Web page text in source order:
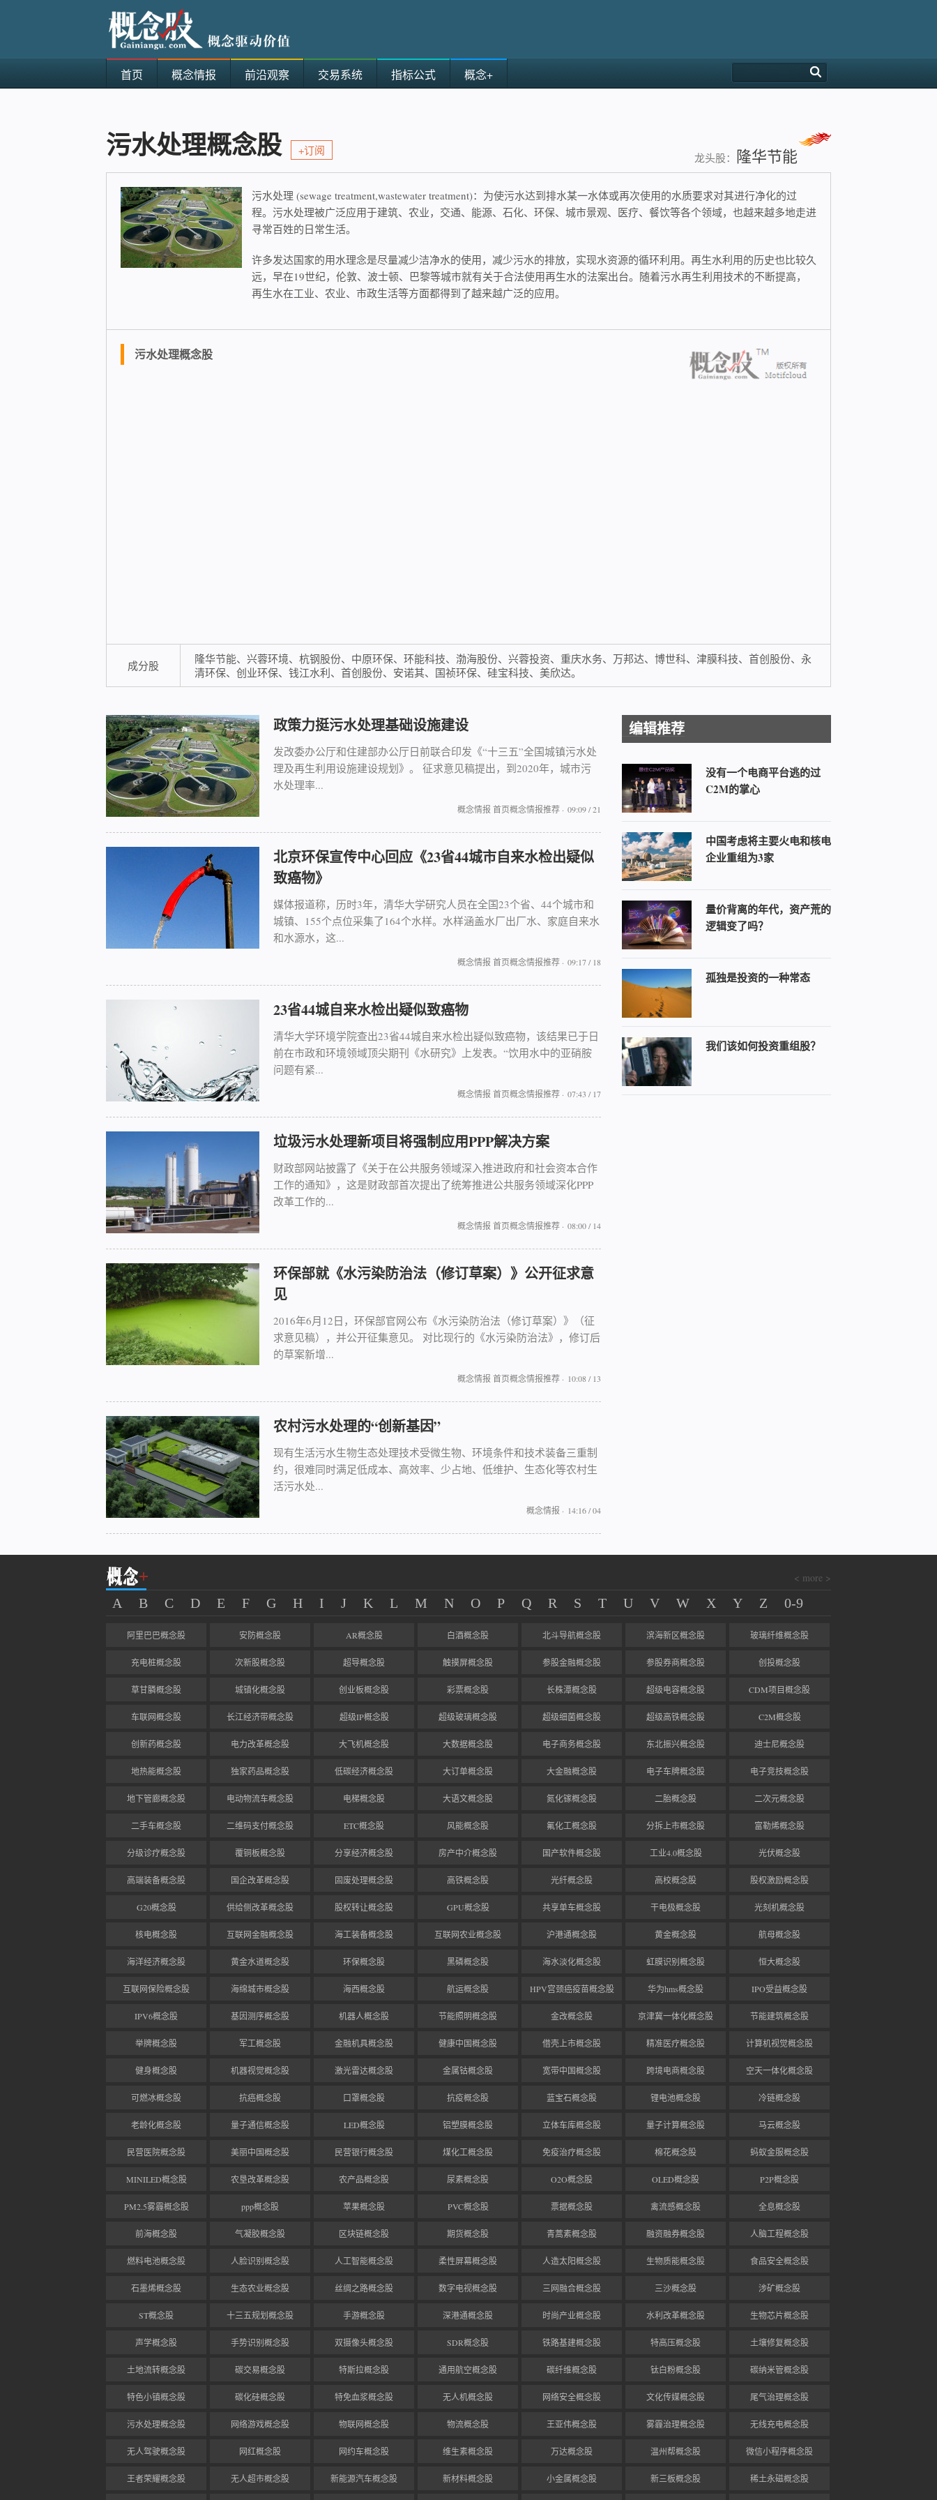
首页 概念情报 前沿观察 交易系统 指标公式 概念+
污水处理概念股 +订阅
龙头股： 隆华节能
污水处理 (sewage treatment,wastewater treatment)：为使污水达到排水某一水体或再次使用的水质要求对其进行净化的过
程。污水处理被广泛应用于建筑、农业，交通、能源、石化、环保、城市景观、医疗、餐饮等各个领域，也越来越多地走进
寻常百姓的日常生活。
许多发达国家的用水理念是尽量减少洁净水的使用，减少污水的排放，实现水资源的循环利用。再生水利用的历史也比较久
远，早在19世纪，伦敦、波士顿、巴黎等城市就有关于合法使用再生水的法案出台。随着污水再生利用技术的不断提高，
再生水在工业、农业、市政生活等方面都得到了越来越广泛的应用。
污水处理概念股
成分股
隆华节能、兴蓉环境、杭钢股份、中原环保、环能科技、渤海股份、兴蓉投资、重庆水务、万邦达、博世科、津膜科技、首创股份、永
清环保、创业环保、钱江水利、首创股份、安诺其、国祯环保、硅宝科技、美欣达。
政策力挺污水处理基础设施建设
发改委办公厅和住建部办公厅日前联合印发《“十三五”全国城镇污水处
理及再生利用设施建设规划》。 征求意见稿提出，到2020年，城市污
水处理率...
09:09 / 21
概念情报 首页概念情报推荐 ·
北京环保宣传中心回应《23省44城市自来水检出疑似
致癌物》
媒体报道称，历时3年，清华大学研究人员在全国23个省、44个城市和
城镇、155个点位采集了164个水样。水样涵盖水厂出厂水、家庭自来水
和水源水，这...
09:17 / 18
概念情报 首页概念情报推荐 ·
23省44城自来水检出疑似致癌物
清华大学环境学院查出23省44城自来水检出疑似致癌物，该结果已于日
前在市政和环境领域顶尖期刊《水研究》上发表。“饮用水中的亚硝胺
问题有紧...
07:43 / 17
概念情报 首页概念情报推荐 ·
垃圾污水处理新项目将强制应用PPP解决方案
财政部网站披露了《关于在公共服务领域深入推进政府和社会资本合作
工作的通知》，这是财政部首次提出了统筹推进公共服务领域深化PPP
改革工作的...
08:00 / 14
概念情报 首页概念情报推荐 ·
环保部就《水污染防治法（修订草案）》公开征求意
见
2016年6月12日，环保部官网公布《水污染防治法（修订草案）》（征
求意见稿），并公开征集意见。 对比现行的《水污染防治法》，修订后
的草案新增...
10:08 / 13
概念情报 首页概念情报推荐 ·
农村污水处理的“创新基因”
现有生活污水生物生态处理技术受微生物、环境条件和技术装备三重制
约，很难同时满足低成本、高效率、少占地、低维护、生态化等农村生
活污水处...
14:16 / 04
概念情报 ·
编辑推荐
没有一个电商平台逃的过
C2M的掌心
中国考虑将主要火电和核电
企业重组为3家
量价背离的年代，资产荒的
逻辑变了吗？
孤独是投资的一种常态
我们该如何投资重组股？
< more >
A B C D E F G H I J K L M N O P Q R S T U V W X Y Z 0-9
阿里巴巴概念股 安防概念股 AR概念股 白酒概念股 北斗导航概念股 滨海新区概念股 玻璃纤维概念股
充电桩概念股 次新股概念股 超导概念股 触摸屏概念股 参股金融概念股 参股券商概念股 创投概念股
草甘膦概念股 城镇化概念股 创业板概念股 彩票概念股 长株潭概念股 超级电容概念股 CDM项目概念股
车联网概念股 长江经济带概念股 超级IP概念股 超级玻璃概念股 超级细菌概念股 超级高铁概念股 C2M概念股
创新药概念股 电力改革概念股 大飞机概念股 大数据概念股 电子商务概念股 东北振兴概念股 迪士尼概念股
地热能概念股 独家药品概念股 低碳经济概念股 大订单概念股 大金融概念股 电子车牌概念股 电子竞技概念股
地下管廊概念股 电动物流车概念股 电梯概念股 大语文概念股 氮化镓概念股 二胎概念股 二次元概念股
二手车概念股 二维码支付概念股 ETC概念股 风能概念股 氟化工概念股 分拆上市概念股 富勒烯概念股
分级诊疗概念股 覆铜板概念股 分享经济概念股 房产中介概念股 国产软件概念股 工业4.0概念股 光伏概念股
高端装备概念股 国企改革概念股 固废处理概念股 高铁概念股 光纤概念股 高校概念股 股权激励概念股
G20概念股 供给侧改革概念股 股权转让概念股 GPU概念股 共享单车概念股 干电极概念股 光刻机概念股
核电概念股 互联网金融概念股 海工装备概念股 互联网农业概念股 沪港通概念股 黄金概念股 航母概念股
海洋经济概念股 黄金水道概念股 环保概念股 黑磷概念股 海水淡化概念股 虹膜识别概念股 恒大概念股
互联网保险概念股 海绵城市概念股 海西概念股 航运概念股 HPV宫颈癌疫苗概念股 华为hms概念股 IPO受益概念股
IPV6概念股 基因测序概念股 机器人概念股 节能照明概念股 金改概念股 京津冀一体化概念股 节能建筑概念股
举牌概念股 军工概念股 金融机具概念股 健康中国概念股 借壳上市概念股 精准医疗概念股 计算机视觉概念股
健身概念股 机器视觉概念股 激光雷达概念股 金属钴概念股 宽带中国概念股 跨境电商概念股 空天一体化概念股
可燃冰概念股 抗癌概念股 口罩概念股 抗疫概念股 蓝宝石概念股 锂电池概念股 冷链概念股
老龄化概念股 量子通信概念股 LED概念股 铝塑膜概念股 立体车库概念股 量子计算概念股 马云概念股
民营医院概念股 美丽中国概念股 民营银行概念股 煤化工概念股 免疫治疗概念股 棉花概念股 蚂蚁金服概念股
MINILED概念股 农垦改革概念股 农产品概念股 尿素概念股 O2O概念股 OLED概念股 P2P概念股
PM2.5雾霾概念股 ppp概念股 苹果概念股 PVC概念股 票据概念股 禽流感概念股 全息概念股
前海概念股 气凝胶概念股 区块链概念股 期货概念股 青蒿素概念股 融资融券概念股 人脑工程概念股
燃料电池概念股 人脸识别概念股 人工智能概念股 柔性屏幕概念股 人造太阳概念股 生物质能概念股 食品安全概念股
石墨烯概念股 生态农业概念股 丝绸之路概念股 数字电视概念股 三网融合概念股 三沙概念股 涉矿概念股
ST概念股 十三五规划概念股 手游概念股 深港通概念股 时尚产业概念股 水利改革概念股 生物芯片概念股
声学概念股 手势识别概念股 双摄像头概念股 SDR概念股 铁路基建概念股 特高压概念股 土壤修复概念股
土地流转概念股 碳交易概念股 特斯拉概念股 通用航空概念股 碳纤维概念股 钛白粉概念股 碳纳米管概念股
特色小镇概念股 碳化硅概念股 特免血浆概念股 无人机概念股 网络安全概念股 文化传媒概念股 尾气治理概念股
污水处理概念股 网络游戏概念股 物联网概念股 物流概念股 王亚伟概念股 雾霾治理概念股 无线充电概念股
无人驾驶概念股 网红概念股 网约车概念股 维生素概念股 万达概念股 温州帮概念股 微信小程序概念股
王者荣耀概念股 无人超市概念股 新能源汽车概念股 新材料概念股 小金属概念股 新三板概念股 稀土永磁概念股